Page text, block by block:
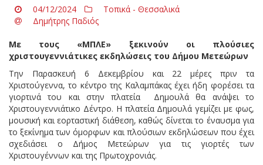
04/12/2024
Τοπικά - Θεσσαλικά
Δημήτρης Παδιός
Με τους «ΜΠΛΕ» ξεκινούν οι πλούσιες
χριστουγεννιάτικες εκδηλώσεις του Δήμου Μετεώρων
Την Παρασκευή 6 Δεκεμβρίου και 22 μέρες πριν τα
Χριστούγεννα, το κέντρο της Καλαμπάκας έχει ήδη φορέσει τα
γιορτινά του και στην πλατεία Δημουλά θα ανάψει το
Χριστουγεννιάτικο Δέντρο. Η πλατεία Δημουλά γεμίζει με φως,
μουσική και εορταστική διάθεση, καθώς δίνεται το έναυσμα για
το ξεκίνημα των όμορφων και πλούσιων εκδηλώσεων που έχει
σχεδιάσει ο Δήμος Μετεώρων για τις γιορτές των
Χριστουγέννων και της Πρωτοχρονιάς.